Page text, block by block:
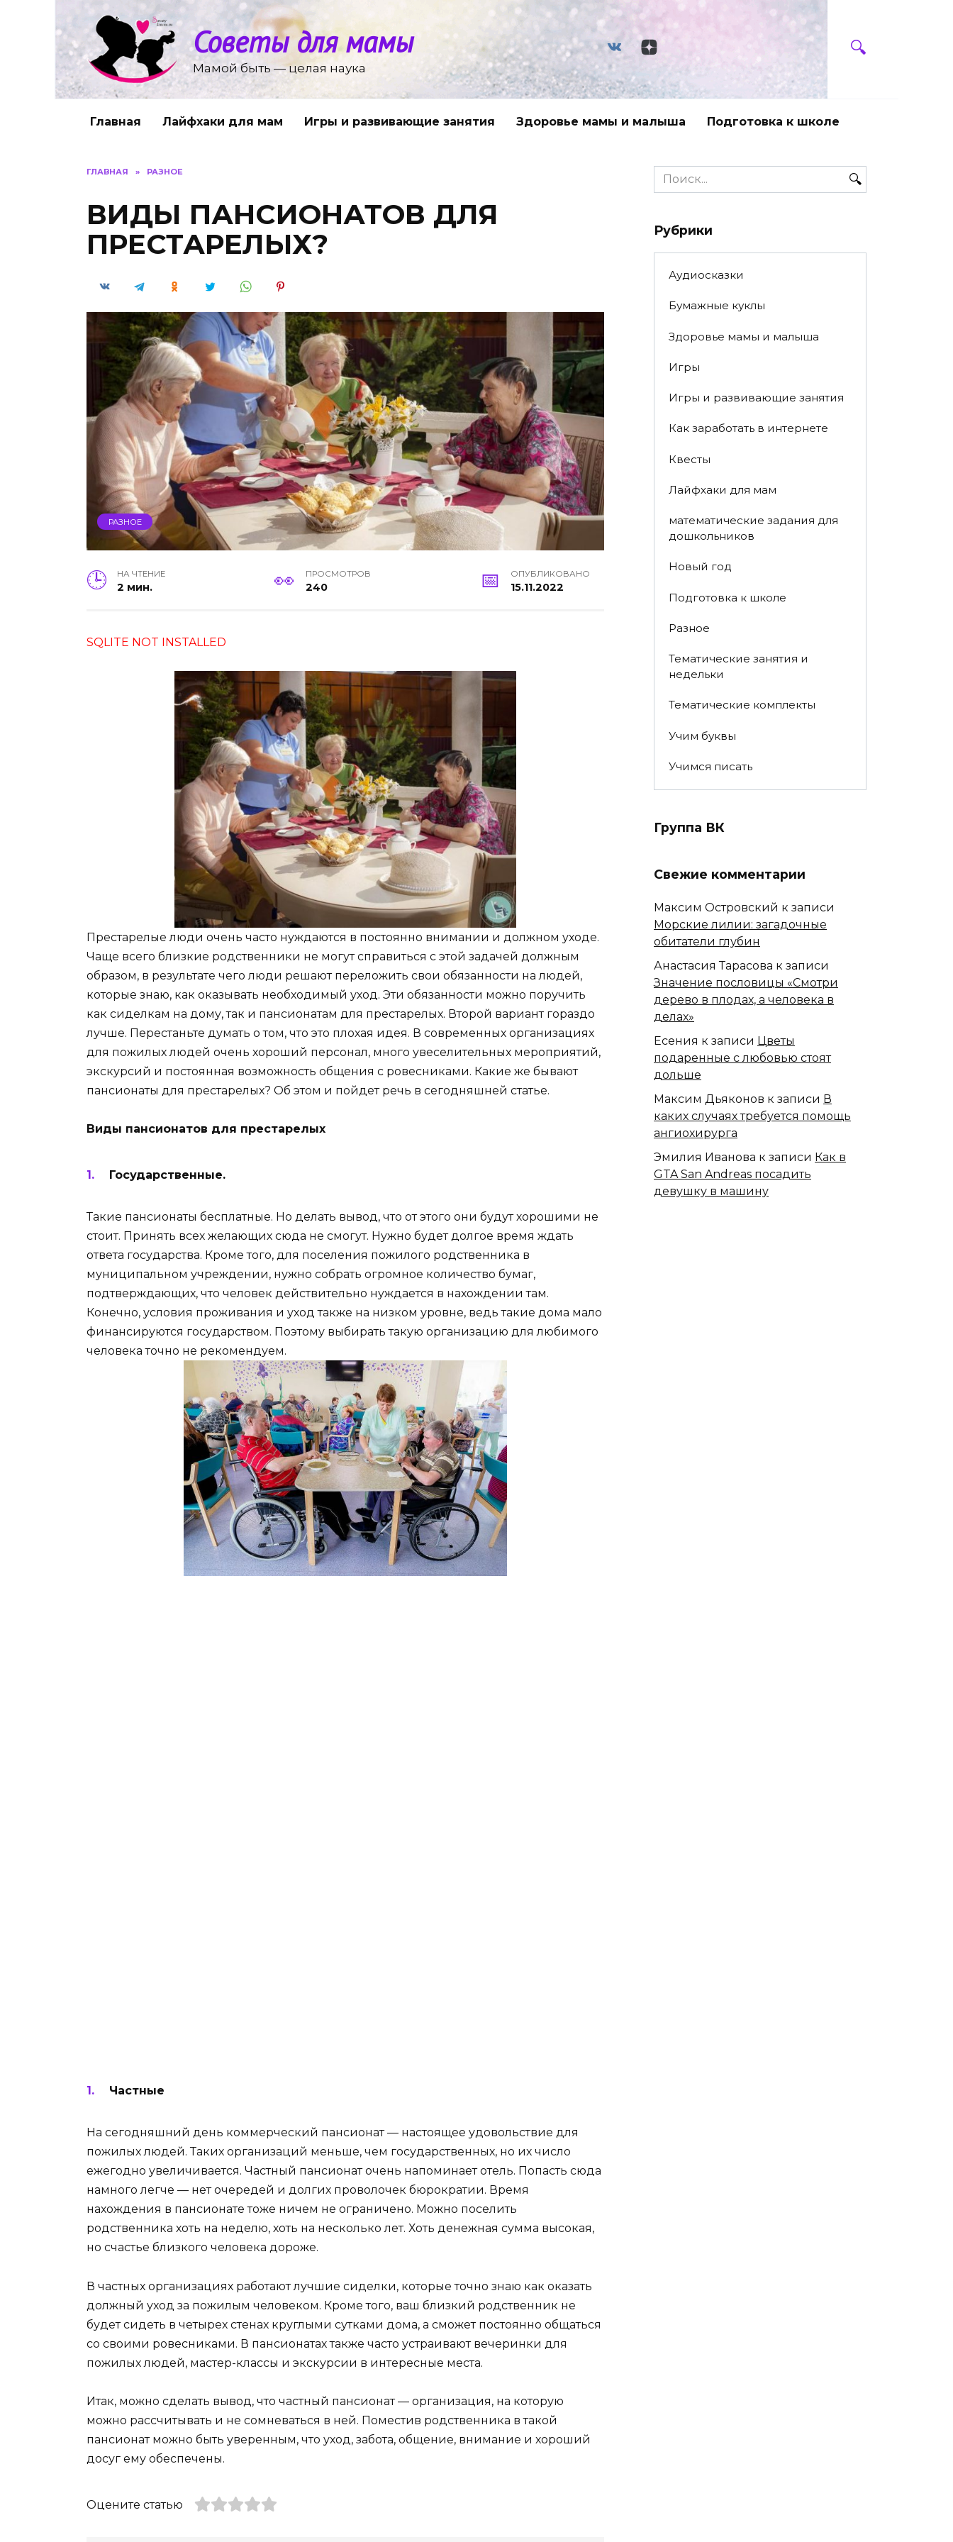
содержанию
Советы для мамы
Мамой быть — целая наука
Главная Лайфхаки для мам Игры и развивающие занятия Здоровье мамы и малыша Подготовка к школе
ГЛАВНАЯ » РАЗНОЕ
ВИДЫ ПАНСИОНАТОВ ДЛЯ
ПРЕСТАРЕЛЫХ?
РАЗНОЕ
НА ЧТЕНИЕ
2 мин.
ПРОСМОТРОВ
240
ОПУБЛИКОВАНО
15.11.2022
SQLITE NOT INSTALLED
Престарелые люди очень часто нуждаются в постоянно внимании и должном уходе.
Чаще всего близкие родственники не могут справиться с этой задачей должным
образом, в результате чего люди решают переложить свои обязанности на людей,
которые знаю, как оказывать необходимый уход. Эти обязанности можно поручить
как сиделкам на дому, так и пансионатам для престарелых. Второй вариант гораздо
лучше. Перестаньте думать о том, что это плохая идея. В современных организациях
для пожилых людей очень хороший персонал, много увеселительных мероприятий,
экскурсий и постоянная возможность общения с ровесниками. Какие же бывают
пансионаты для престарелых? Об этом и пойдет речь в сегодняшней статье.
Виды пансионатов для престарелых
Государственные.
Такие пансионаты бесплатные. Но делать вывод, что от этого они будут хорошими не
стоит. Принять всех желающих сюда не смогут. Нужно будет долгое время ждать
ответа государства. Кроме того, для поселения пожилого родственника в
муниципальном учреждении, нужно собрать огромное количество бумаг,
подтверждающих, что человек действительно нуждается в нахождении там.
Конечно, условия проживания и уход также на низком уровне, ведь такие дома мало
финансируются государством. Поэтому выбирать такую организацию для любимого
человека точно не рекомендуем.
Частные
На сегодняшний день коммерческий пансионат — настоящее удовольствие для
пожилых людей. Таких организаций меньше, чем государственных, но их число
ежегодно увеличивается. Частный пансионат очень напоминает отель. Попасть сюда
намного легче — нет очередей и долгих проволочек бюрократии. Время
нахождения в пансионате тоже ничем не ограничено. Можно поселить
родственника хоть на неделю, хоть на несколько лет. Хоть денежная сумма высокая,
но счастье близкого человека дороже.
В частных организациях работают лучшие сиделки, которые точно знаю как оказать
должный уход за пожилым человеком. Кроме того, ваш близкий родственник не
будет сидеть в четырех стенах круглыми сутками дома, а сможет постоянно общаться
со своими ровесниками. В пансионатах также часто устраивают вечеринки для
пожилых людей, мастер-классы и экскурсии в интересные места.
Итак, можно сделать вывод, что частный пансионат — организация, на которую
можно рассчитывать и не сомневаться в ней. Поместив родственника в такой
пансионат можно быть уверенным, что уход, забота, общение, внимание и хороший
досуг ему обеспечены.
Оцените статью
Search
for:
Рубрики
Аудиосказки
Бумажные куклы
Здоровье мамы и малыша
Игры
Игры и развивающие занятия
Как заработать в интернете
Квесты
Лайфхаки для мам
математические задания для
дошкольников
Новый год
Подготовка к школе
Разное
Тематические занятия и
недельки
Тематические комплекты
Учим буквы
Учимся писать
Группа ВК
Свежие комментарии
Максим Островский к записи
Морские лилии: загадочные
обитатели глубин
Анастасия Тарасова к записи
Значение пословицы «Смотри
дерево в плодах, а человека в
делах»
Есения к записи Цветы
подаренные с любовью стоят
дольше
Максим Дьяконов к записи В
каких случаях требуется помощь
ангиохирурга
Эмилия Иванова к записи Как в
GTA San Andreas посадить
девушку в машину